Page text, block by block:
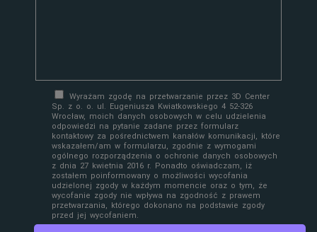
Wyrażam zgodę na przetwarzanie przez 3D Center
Sp. z o. o. ul. Eugeniusza Kwiatkowskiego 4 52-326
Wrocław, moich danych osobowych w celu udzielenia
odpowiedzi na pytanie zadane przez formularz
kontaktowy za pośrednictwem kanałów komunikacji, które
wskazałem/am w formularzu, zgodnie z wymogami
ogólnego rozporządzenia o ochronie danych osobowych
z dnia 27 kwietnia 2016 r. Ponadto oświadczam, iż
zostałem poinformowany o możliwości wycofania
udzielonej zgody w każdym momencie oraz o tym, że
wycofanie zgody nie wpływa na zgodność z prawem
przetwarzania, którego dokonano na podstawie zgody
przed jej wycofaniem.